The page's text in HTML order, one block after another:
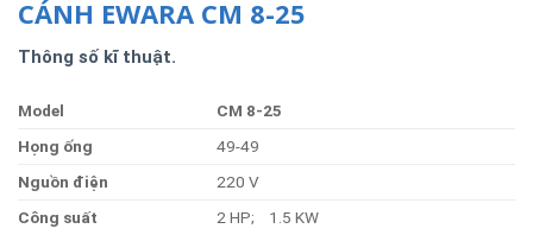
CÁNH EWARA CM 8-25
Thông số kĩ thuật.
Model
CM 8-25
Họng ống
49-49
Nguồn điện
220 V
Công suất
2 HP; 1.5 KW